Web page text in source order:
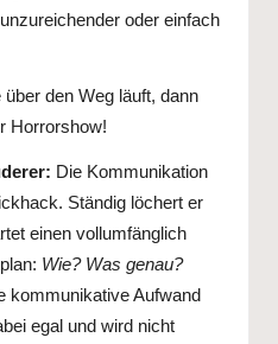
oder einfach
den Weg läuft, dann
Horrorshow!
Die Kommunikation
Ständig löchert er
einen vollumfänglich
Wie? Was genau?
kommunikative Aufwand
egal und wird nicht